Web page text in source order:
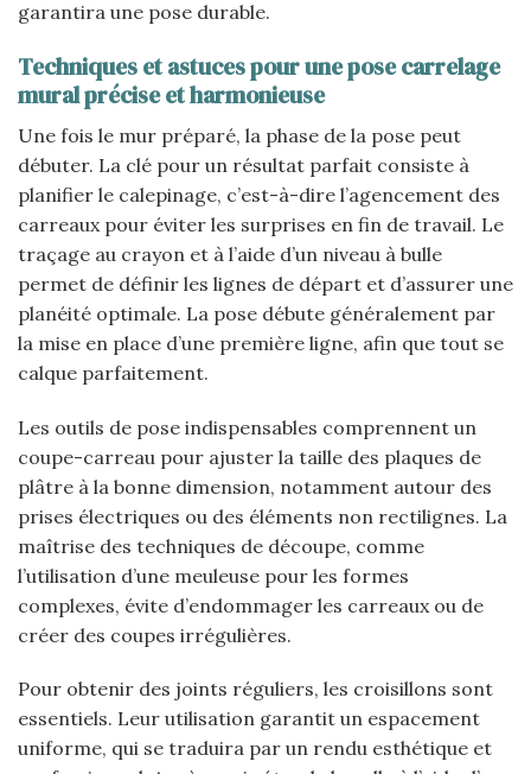
garantira une pose durable.
Techniques et astuces pour une pose carrelage
mural précise et harmonieuse
Une fois le mur préparé, la phase de la pose peut
débuter. La clé pour un résultat parfait consiste à
planifier le calepinage, c’est-à-dire l’agencement des
carreaux pour éviter les surprises en fin de travail. Le
traçage au crayon et à l’aide d’un niveau à bulle
permet de définir les lignes de départ et d’assurer une
planéité optimale. La pose débute généralement par
la mise en place d’une première ligne, afin que tout se
calque parfaitement.
Les outils de pose indispensables comprennent un
coupe-carreau pour ajuster la taille des plaques de
plâtre à la bonne dimension, notamment autour des
prises électriques ou des éléments non rectilignes. La
maîtrise des techniques de découpe, comme
l’utilisation d’une meuleuse pour les formes
complexes, évite d’endommager les carreaux ou de
créer des coupes irrégulières.
Pour obtenir des joints réguliers, les croisillons sont
essentiels. Leur utilisation garantit un espacement
uniforme, qui se traduira par un rendu esthétique et